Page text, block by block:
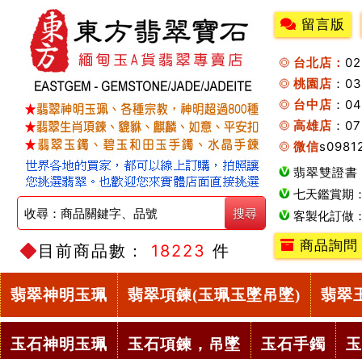
目前商品數： 18223 件
留言版
台北店：
桃園店 ：
台中店 ：
高雄店 ：
微信
翡翠雙證書
七天鑑賞期
客製化訂做
商品詢問
翡翠神明玉珮 翡翠項鍊(玉珮玉墜吊墜) 翡翠
玉石神明玉珮 玉石項鍊，吊墜 玉石手鐲